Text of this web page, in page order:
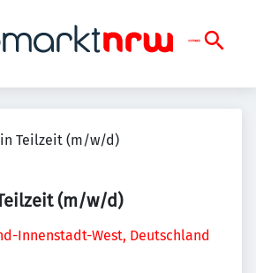
Teilzeit (m/w/d)
(m/w/d)
Innenstadt-West, Deutschland